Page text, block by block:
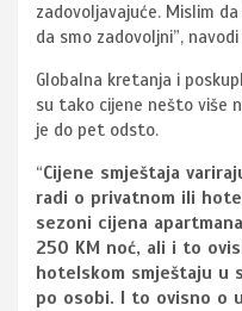
zadovoljavajuće. Mislim
da smo zadovoljni”, navodi
Globalna kretanja i
su tako cijene nešto više
je do pet odsto.
“Cijene smještaja
radi o privatnom ili
sezoni cijena
250 KM noć, ali i to
hotelskom smještaju u
po osobi. I to ovisno o